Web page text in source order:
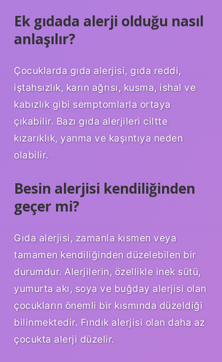
Ek gıdada alerji olduğu nasıl
anlaşılır?
Çocuklarda gıda alerjisi, gıda reddi,
iştahsızlık, karın ağrısı, kusma, ishal ve
kabızlık gibi semptomlarla ortaya
çıkabilir. Bazı gıda alerjileri ciltte
kızarıklık, yanma ve kaşıntıya neden
olabilir.
Besin alerjisi kendiliğinden
geçer mi?
Gıda alerjisi, zamanla kısmen veya
tamamen kendiliğinden düzelebilen bir
durumdur. Alerjilerin, özellikle inek sütü,
yumurta akı, soya ve buğday alerjisi olan
çocukların önemli bir kısmında düzeldiği
bilinmektedir. Fındık alerjisi olan daha az
çocukta alerji düzelir.